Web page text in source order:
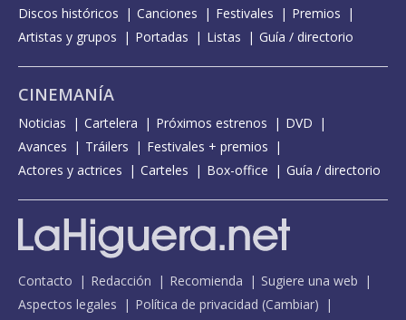
Discos históricos
Canciones Festivales
Premios
Artistas y grupos
Portadas Listas Guía / directorio
CINEMANÍA
Noticias Cartelera Próximos estrenos
DVD
Avances
Tráilers
Festivales + premios
Actores y actrices
Carteles Box-office Guía / directorio
Contacto Redacción Recomienda
Sugiere una web
Aspectos legales
Política de privacidad (Cambiar)